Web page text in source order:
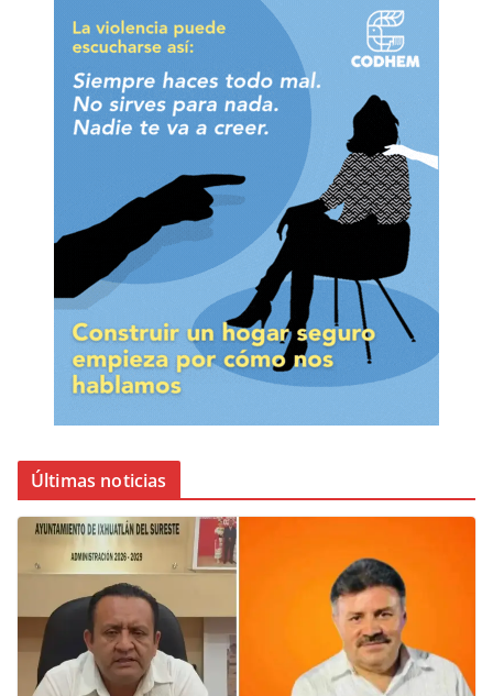
Últimas noticias